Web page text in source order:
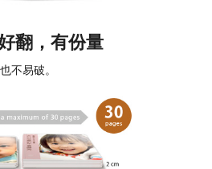
翻，有份量
不易破。